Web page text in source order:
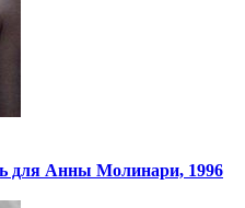
для Анны Молинари, 1996